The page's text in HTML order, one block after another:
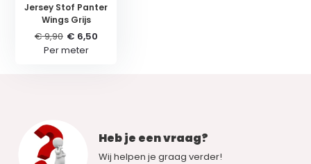
Jersey Stof Panter
Wings Grijs
€ 9,90 € 6,50
Per meter
Heb je een vraag?
Wij helpen je graag verder!